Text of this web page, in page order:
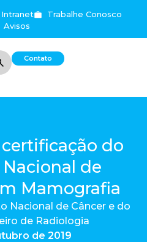
Intranet
Trabalhe Conosco
Avisos
Contato
do
de
Mamografia
Nacional de Câncer e do
de Radiologia
de 2019